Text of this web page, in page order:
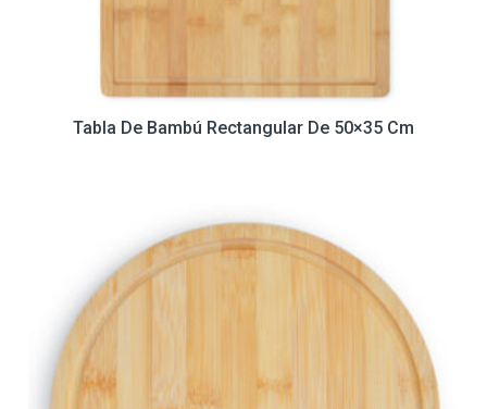
Tabla De Bambú Rectangular De 50×35 Cm